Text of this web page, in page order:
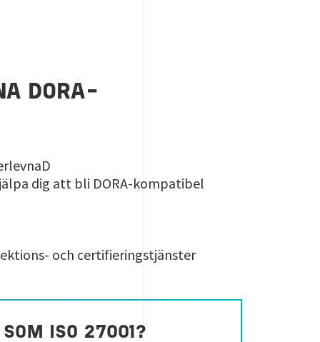
DORA-
dig att bli DORA-kompatibel
och certifieringstjänster
SOM ISO 27001?